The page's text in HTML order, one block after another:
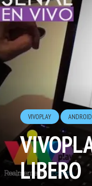
VIVOPLAY ANDROID
LIBERO